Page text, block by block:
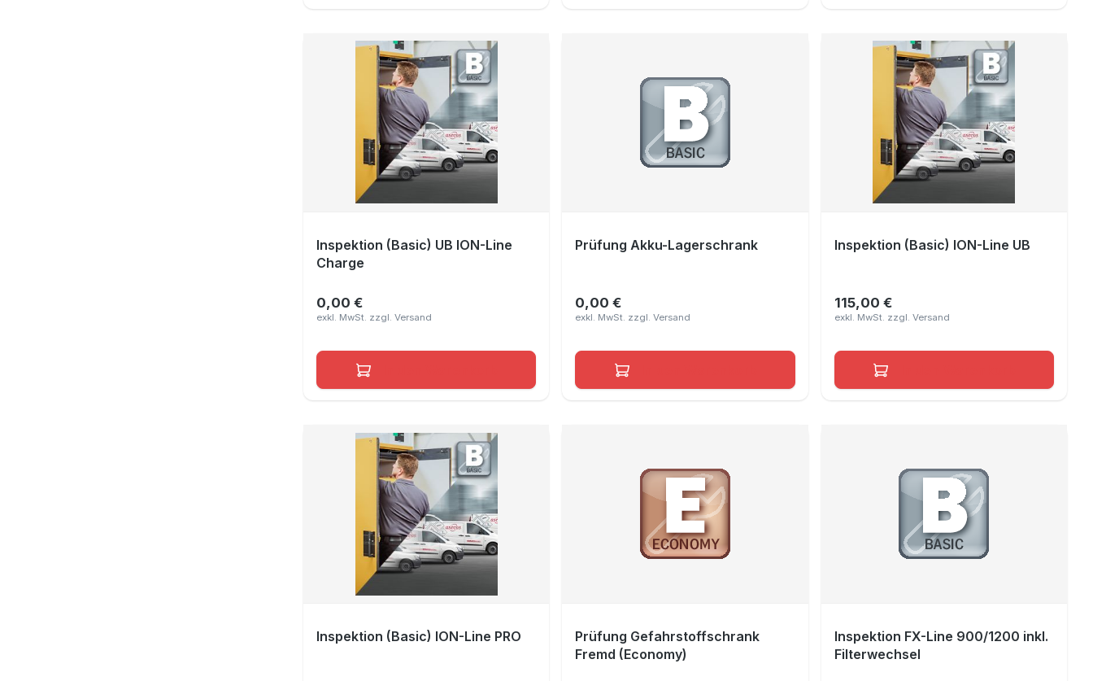
Inspektion (Basic) UB ION-Line
Charge
Regulärer Preis:
0,00 €
Prüfung Akku-Lagerschrank
Regulärer Preis:
0,00 €
Inspektion (Basic) ION-Line UB
Regulärer Preis:
115,00 €
Inspektion (Basic) ION-Line PRO
Prüfung Gefahrstoffschrank
Fremd (Economy)
Inspektion FX-Line 900/1200 inkl.
Filterwechsel